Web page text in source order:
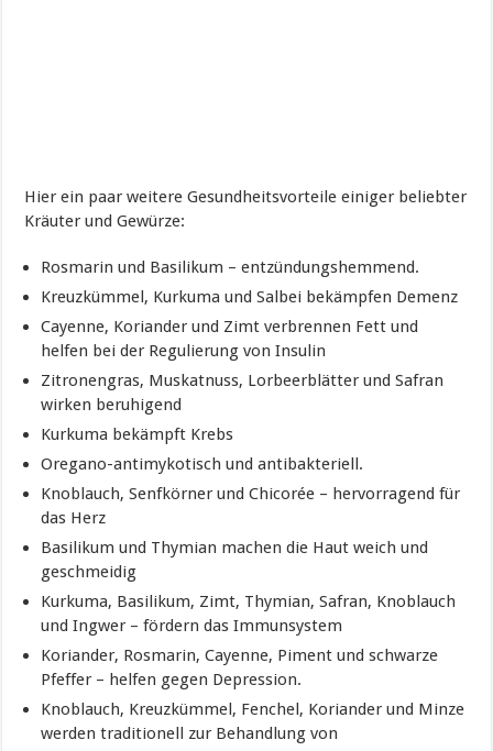
Hier ein paar weitere Gesundheitsvorteile einiger beliebter
Kräuter und Gewürze:
Rosmarin und Basilikum – entzündungshemmend.
Kreuzkümmel, Kurkuma und Salbei bekämpfen Demenz
Cayenne, Koriander und Zimt verbrennen Fett und
helfen bei der Regulierung von Insulin
Zitronengras, Muskatnuss, Lorbeerblätter und Safran
wirken beruhigend
Kurkuma bekämpft Krebs
Oregano-antimykotisch und antibakteriell.
Knoblauch, Senfkörner und Chicorée – hervorragend für
das Herz
Basilikum und Thymian machen die Haut weich und
geschmeidig
Kurkuma, Basilikum, Zimt, Thymian, Safran, Knoblauch
und Ingwer – fördern das Immunsystem
Koriander, Rosmarin, Cayenne, Piment und schwarze
Pfeffer – helfen gegen Depression.
Knoblauch, Kreuzkümmel, Fenchel, Koriander und Minze
werden traditionell zur Behandlung von